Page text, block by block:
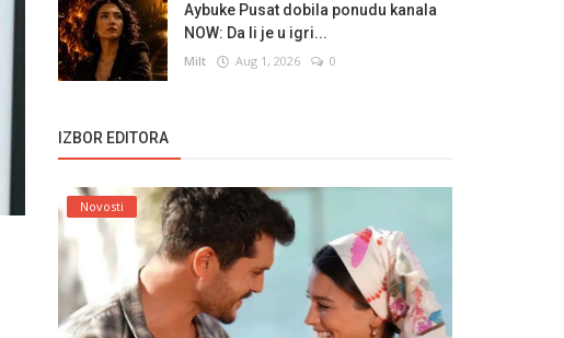
Aybuke Pusat dobila ponudu kanala
NOW: Da li je u igri...
Milt Aug 1, 2026 0
IZBOR EDITORA
Novosti